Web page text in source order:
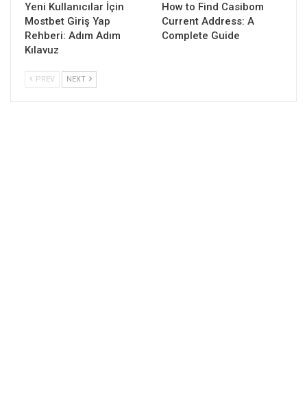
Yeni Kullanıcılar İçin
Mostbet Giriş Yap
Rehberi: Adım Adım
Kılavuz
How to Find Casibom
Current Address: A
Complete Guide
PREV NEXT